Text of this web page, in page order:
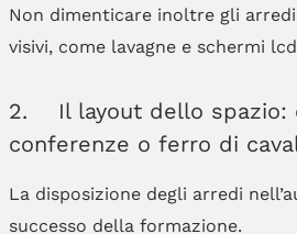
Non dimenticare inoltre gli
visivi, come lavagne e schermi
2. Il layout dello spazio:
conferenze o ferro di
La disposizione degli arredi
successo della formazione.